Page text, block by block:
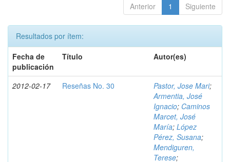
Anterior 1 Siguiente
Resultados por ítem:
Fecha de
publicación
Título Autor(es)
2012-02-17 Reseñas No. 30 Pastor, Jose Mari;
Armentia, José
Ignacio; Caminos
Marcet, José
María; López
Pérez, Susana;
Mendiguren,
Terese;